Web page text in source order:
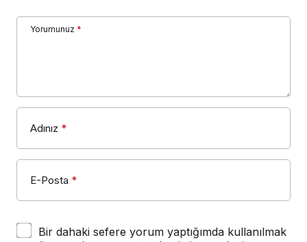
Yorumunuz *
Adınız *
E-Posta *
Bir dahaki sefere yorum yaptığımda kullanılmak